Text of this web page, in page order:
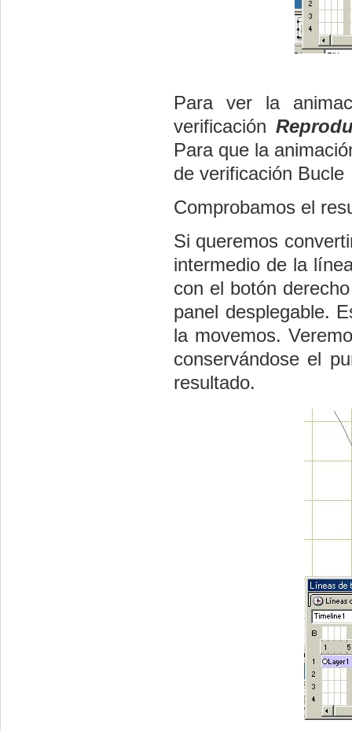
Para ver la
verificación
Para que la
de verificación Bucle
Comprobamos el
Si queremos
intermedio de la
con el botón
panel desplegable.
la movemos.
conservándose el
resultado.